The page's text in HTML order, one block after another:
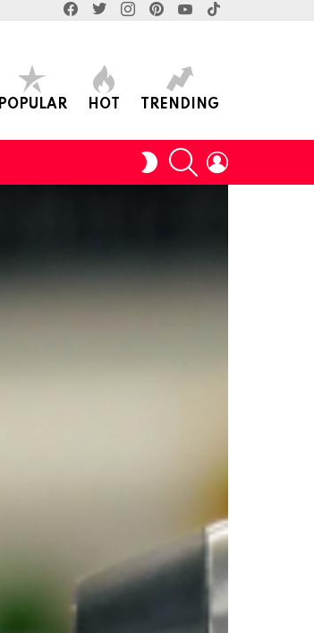
POPULAR HOT TRENDING
SWITCH
SKIN